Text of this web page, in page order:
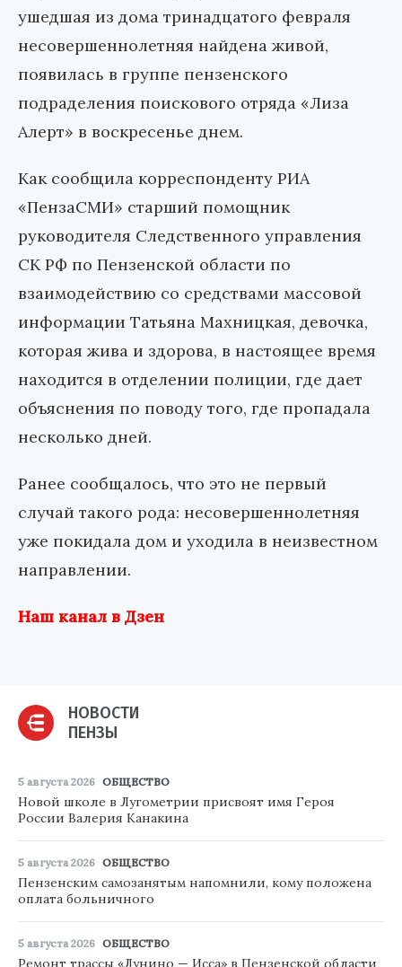
ушедшая из дома тринадцатого февраля
несовершеннолетняя найдена живой,
появилась в группе пензенского
подраделения поискового отряда «Лиза
Алерт» в воскресенье днем.
Как сообщила корреспонденту РИА
«ПензаСМИ» старший помощник
руководителя Следственного управления
СК РФ по Пензенской области по
взаимодействию со средствами массовой
информации Татьяна Махницкая, девочка,
которая жива и здорова, в настоящее время
находится в отделении полиции, где дает
объяснения по поводу того, где пропадала
несколько дней.
Ранее сообщалось, что это не первый
случай такого рода: несовершеннолетняя
уже покидала дом и уходила в неизвестном
направлении.
Наш канал в Дзен
НОВОСТИ
ПЕНЗЫ
5 августа 2026 ОБЩЕСТВО
Новой школе в Лугометрии присвоят имя Героя
России Валерия Канакина
5 августа 2026 ОБЩЕСТВО
Пензенским самозанятым напомнили, кому положена
оплата больничного
5 августа 2026 ОБЩЕСТВО
Ремонт трассы «Лунино — Исса» в Пензенской области